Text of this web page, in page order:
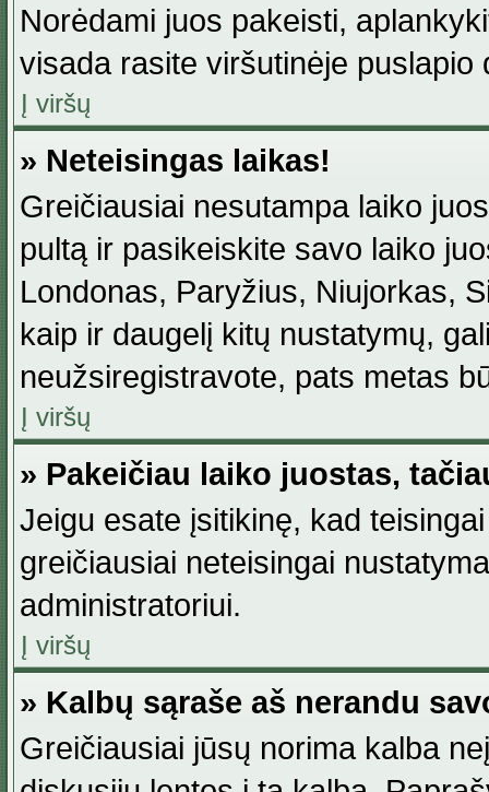
Norėdami juos pakeisti,
visada rasite viršutinėje
Į viršų
» Neteisingas laikas!
Greičiausiai nesutampa laiko
pultą ir pasikeiskite savo laiko
Londonas, Paryžius, Niujorkas,
kaip ir daugelį kitų nustatymų,
neužsiregistravote, pats metas
Į viršų
» Pakeičiau laiko juostas,
Jeigu esate įsitikinę, kad
greičiausiai neteisingai
administratoriui.
Į viršų
» Kalbų sąraše aš nerandu
Greičiausiai jūsų norima kalba